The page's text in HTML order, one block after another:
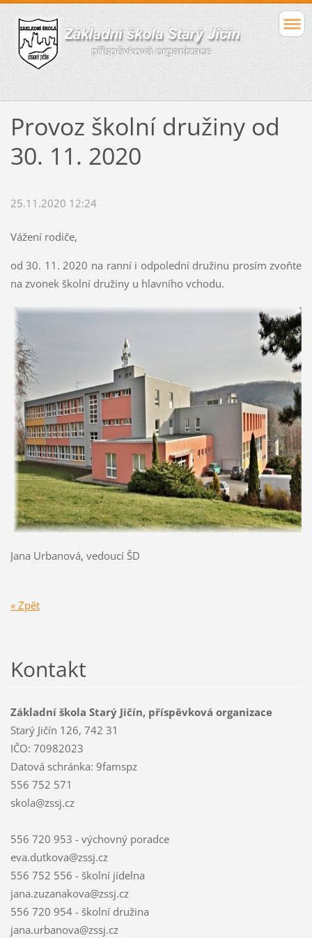
Provoz školní družiny od
30. 11. 2020
25.11.2020 12:24
Vážení rodiče,
od 30. 11. 2020 na ranní i odpolední družinu prosím zvoňte
na zvonek školní družiny u hlavního vchodu.
Jana Urbanová, vedoucí ŠD
« Zpět
Kontakt
Základní škola Starý Jičín, příspěvková organizace
Starý Jičín 126, 742 31
IČO: 70982023
Datová schránka: 9famspz
556 752 571
skola@zssj.cz
556 720 953 - výchovný poradce
eva.dutkova@zssj.cz
556 752 556 - školní jídelna
jana.zuzanakova@zssj.cz
556 720 954 - školní družina
jana.urbanova@zssj.cz